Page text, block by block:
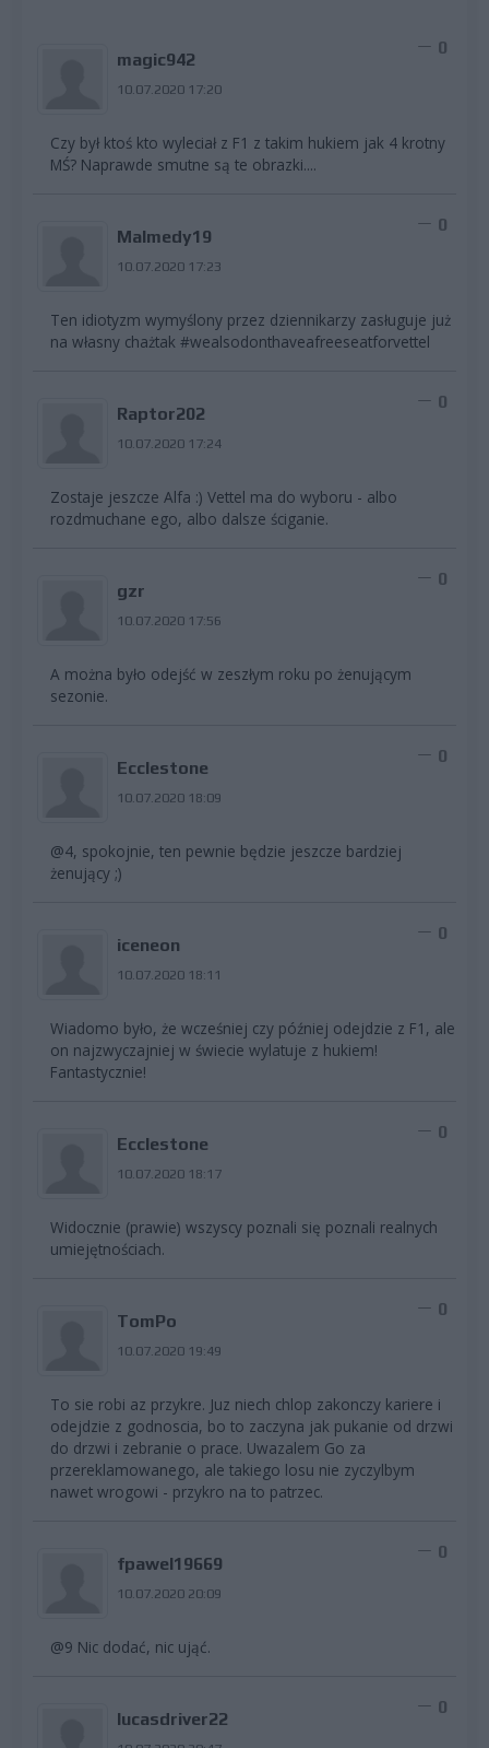
magic942
10.07.2020 17:20
0
Czy był ktoś kto wyleciał z F1 z takim hukiem jak 4 krotny
MŚ? Naprawde smutne są te obrazki....
Malmedy19
10.07.2020 17:23
0
Ten idiotyzm wymyślony przez dziennikarzy zasługuje już
na własny chażtak #wealsodonthaveafreeseatforvettel
Raptor202
10.07.2020 17:24
0
Zostaje jeszcze Alfa :) Vettel ma do wyboru - albo
rozdmuchane ego, albo dalsze ściganie.
gzr
10.07.2020 17:56
0
A można było odejść w zeszłym roku po żenującym
sezonie.
Ecclestone
10.07.2020 18:09
0
@4, spokojnie, ten pewnie będzie jeszcze bardziej
żenujący ;)
iceneon
10.07.2020 18:11
0
Wiadomo było, że wcześniej czy później odejdzie z F1, ale
on najzwyczajniej w świecie wylatuje z hukiem!
Fantastycznie!
Ecclestone
10.07.2020 18:17
0
Widocznie (prawie) wszyscy poznali się poznali realnych
umiejętnościach.
TomPo
10.07.2020 19:49
0
To sie robi az przykre. Juz niech chlop zakonczy kariere i
odejdzie z godnoscia, bo to zaczyna jak pukanie od drzwi
do drzwi i zebranie o prace. Uwazalem Go za
przereklamowanego, ale takiego losu nie zyczylbym
nawet wrogowi - przykro na to patrzec.
fpawel19669
10.07.2020 20:09
0
@9 Nic dodać, nic ująć.
lucasdriver22
0